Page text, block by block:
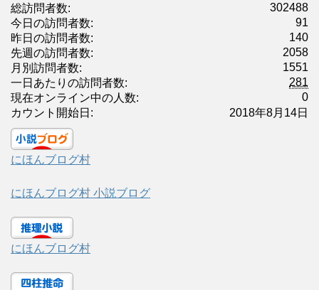
302488
総訪問者数:
91
今日の訪問者数:
140
昨日の訪問者数:
2058
先週の訪問者数:
1551
月別訪問者数:
281
一日あたりの訪問者数:
0
現在オンライン中の人数:
2018年8月14日
カウント開始日:
にほんブログ村
にほんブログ村 小説ブログ
にほんブログ村